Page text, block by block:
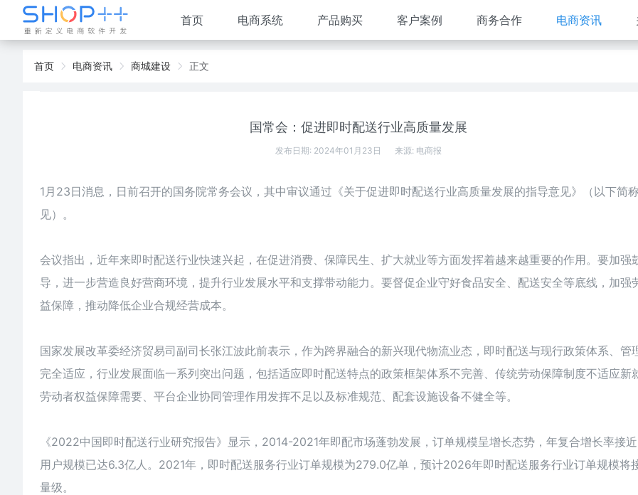
首页 电商系统 产品购买 客户案例 商务合作 电商资讯
首页 电商资讯 商城建设 正文
国常会：促进即时配送行业高质量发展
发布日期: 2024年01月23日 来源: 电商报
1月23日消息，日前召开的国务院常务会议，其中审议通过《关于促进即时配送行业高质量发展的指导意见》（以下简
见）。
会议指出，近年来即时配送行业快速兴起，在促进消费、保障民生、扩大就业等方面发挥着越来越重要的作用。要加强
导，进一步营造良好营商环境，提升行业发展水平和支撑带动能力。要督促企业守好食品安全、配送安全等底线，加强
益保障，推动降低企业合规经营成本。
国家发展改革委经济贸易司副司长张江波此前表示，作为跨界融合的新兴现代物流业态，即时配送与现行政策体系、管
完全适应，行业发展面临一系列突出问题，包括适应即时配送特点的政策框架体系不完善、传统劳动保障制度不适应新
劳动者权益保障需要、平台企业协同管理作用发挥不足以及标准规范、配套设施设备不健全等。
《2022中国即时配送行业研究报告》显示，2014-2021年即配市场蓬勃发展，订单规模呈增长态势，年复合增长率接近
用户规模已达6.3亿人。2021年，即时配送服务行业订单规模为279.0亿单，预计2026年即时配送服务行业订单规模将
量级。